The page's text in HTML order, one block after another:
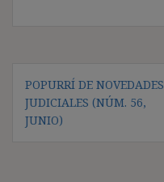
Navegación
de
entradas
POPURRÍ DE NOVEDADES
JUDICIALES (NÚM. 56,
JUNIO)